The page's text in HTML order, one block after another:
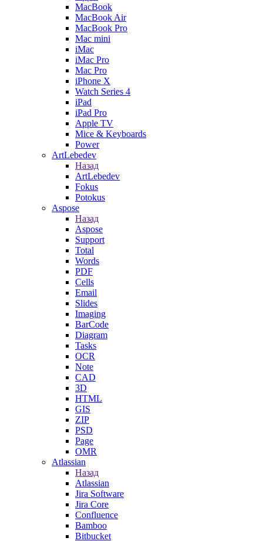
MacBook
MacBook Air
MacBook Pro
Mac mini
iMac
iMac Pro
Mac Pro
iPhone X
Watch Series 4
iPad
iPad Pro
Apple TV
Mice & Keyboards
Power
ArtLebedev
Назад
ArtLebedev
Fokus
Potokus
Aspose
Назад
Aspose
Support
Total
Words
PDF
Cells
Email
Slides
Imaging
BarCode
Diagram
Tasks
OCR
Note
CAD
3D
HTML
GIS
ZIP
PSD
Page
OMR
Atlassian
Назад
Atlassian
Jira Software
Jira Core
Confluence
Bamboo
Bitbucket